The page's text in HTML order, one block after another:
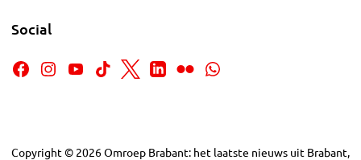
Social
Copyright © 2026Omroep Brabant: het laatste nieuws uit Brabant,